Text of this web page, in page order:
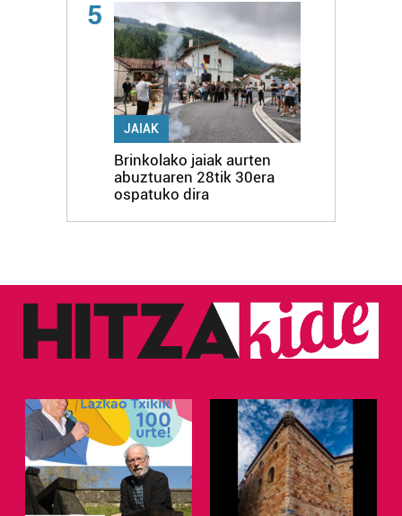
5
JAIAK
Brinkolako jaiak aurten
abuztuaren 28tik 30era
ospatuko dira